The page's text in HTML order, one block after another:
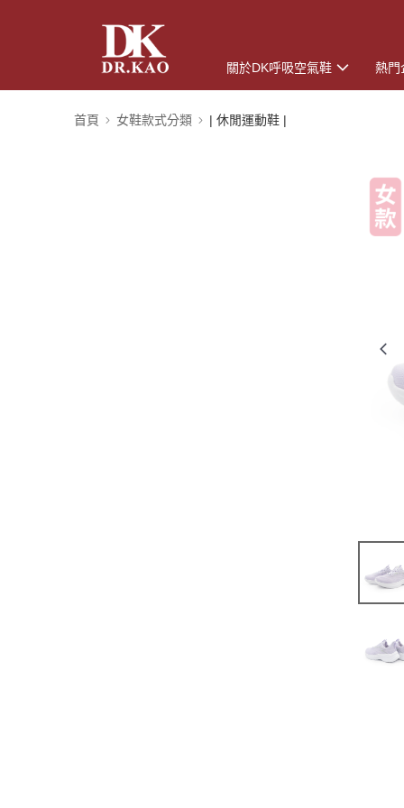
關於DK呼吸空氣鞋 熱門
首頁 女鞋款式分類 | 休閒運動鞋 |